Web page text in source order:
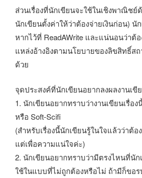
ส่วนเรื่องที่นักเขียนจะใช้ในเชิงพาณิชย์
นักเขียนตั้งค่าให้ว่าต้องจ่ายเงินก่อน) นั
หากไว้ที่ ReadAWrite และแน่นอนว่าต้
แหล่งอ้างอิงตามนโยบายของลิขสิทธิ์ส
ด้วย
จุดประสงค์ที่นักเขียนอยากลงผลงานเ
1. นักเขียนอยากทราบว่างานเขียนเรื่อง
หรือ Soft-Scifi
(สำหรับเรื่องนี้นักเขียนรู้ในใจแล้วว่าต้อ
แต่เพื่อความแน่ใจค่ะ)
2. นักเขียนอยากทราบว่ามีตรงไหนที่นั
ใช้ในแบบที่ไม่ถูกต้องหรือไม่ ถ้ามีก็ขอ